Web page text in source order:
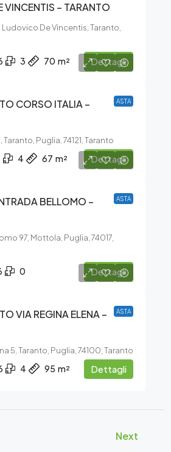
VINCENTIS – TARANTO
De Vincentis, Taranto,
3 70 m² Dettagli
ASTA
CORSO ITALIA –
Puglia, 74121, Taranto
4 67 m² Dettagli
ASTA
BELLOMO –
97, Mottola, Puglia, 74017,
0 Dettagli
ASTA
VIA REGINA ELENA –
5, Taranto, Puglia, 74100, Taranto
4 95 m² Dettagli
Next